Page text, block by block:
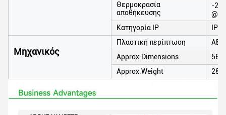
Θερμοκρασία
αποθήκευσης
-
Κατηγορία IP
IP65
Μηχανικός
Πλαστική περίπτωση
Approx.Dimensions
Approx.Weight